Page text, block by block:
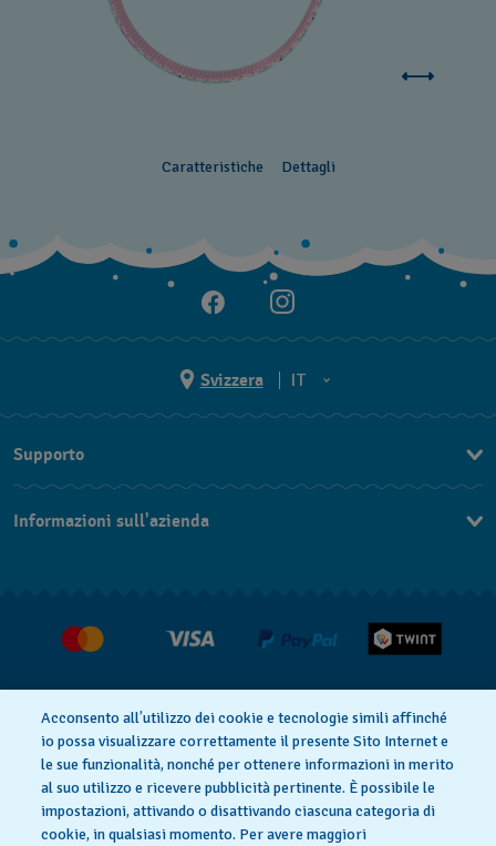
Caratteristiche Dettagli
Svizzera
IT
EN
Supporto
Condizioni di vendita
Diritto di recesso
Informazioni sull'azienda
Informativa sulla privacy Cookies
Acconsento all’utilizzo dei cookie e tecnologie simili affinché
io possa visualizzare correttamente il presente Sito Internet e
le sue funzionalità, nonché per ottenere informazioni in merito
al suo utilizzo e ricevere pubblicità pertinente. È possibile le
impostazioni, attivando o disattivando ciascuna categoria di
cookie, in qualsiasi momento. Per avere maggiori